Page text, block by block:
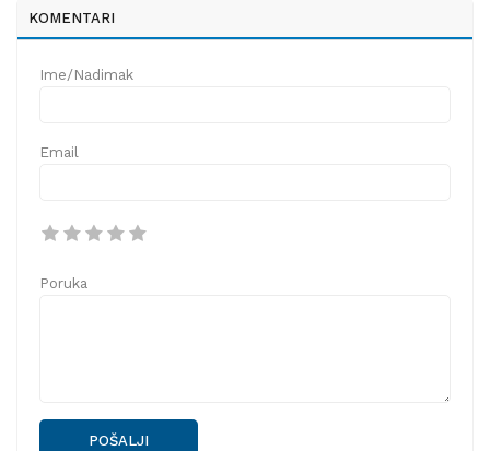
KOMENTARI
Ime/Nadimak
Email
Poruka
POŠALJI